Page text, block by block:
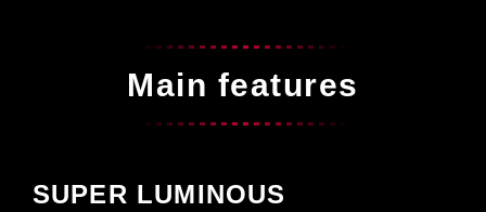
Main features
SUPER LUMINOUS